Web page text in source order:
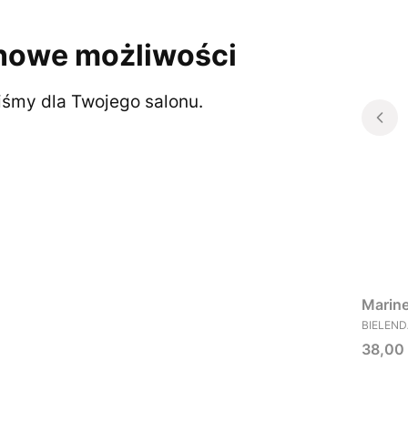
możliwości
dla Twojego salonu.
Cena
38,00